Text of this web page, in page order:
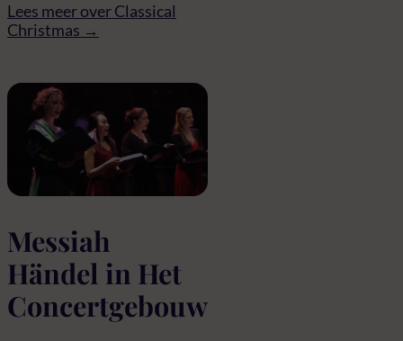
Lees meer over Classical
Christmas →
Messiah
Händel in Het
Concertgebouw